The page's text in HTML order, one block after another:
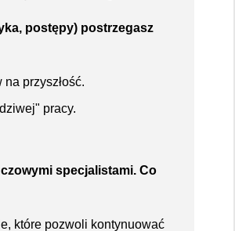
postępy) postrzegasz
przyszłość.
pracy.
specjalistami. Co
które pozwoli kontynuować